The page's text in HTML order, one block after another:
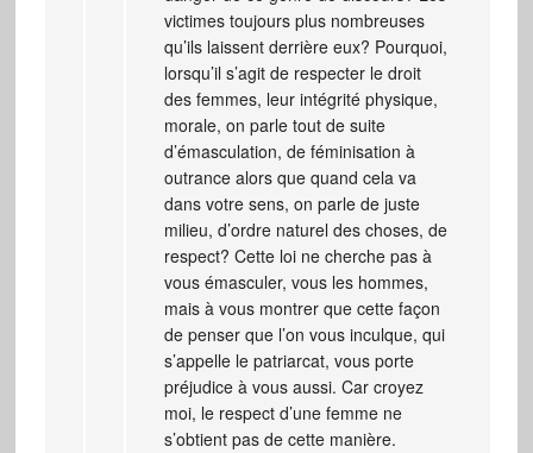
victimes toujours plus nombreuses
qu’ils laissent derrière eux? Pourquoi,
lorsqu’il s’agit de respecter le droit
des femmes, leur intégrité physique,
morale, on parle tout de suite
d’émasculation, de féminisation à
outrance alors que quand cela va
dans votre sens, on parle de juste
milieu, d’ordre naturel des choses, de
respect? Cette loi ne cherche pas à
vous émasculer, vous les hommes,
mais à vous montrer que cette façon
de penser que l’on vous inculque, qui
s’appelle le patriarcat, vous porte
préjudice à vous aussi. Car croyez
moi, le respect d’une femme ne
s’obtient pas de cette manière.